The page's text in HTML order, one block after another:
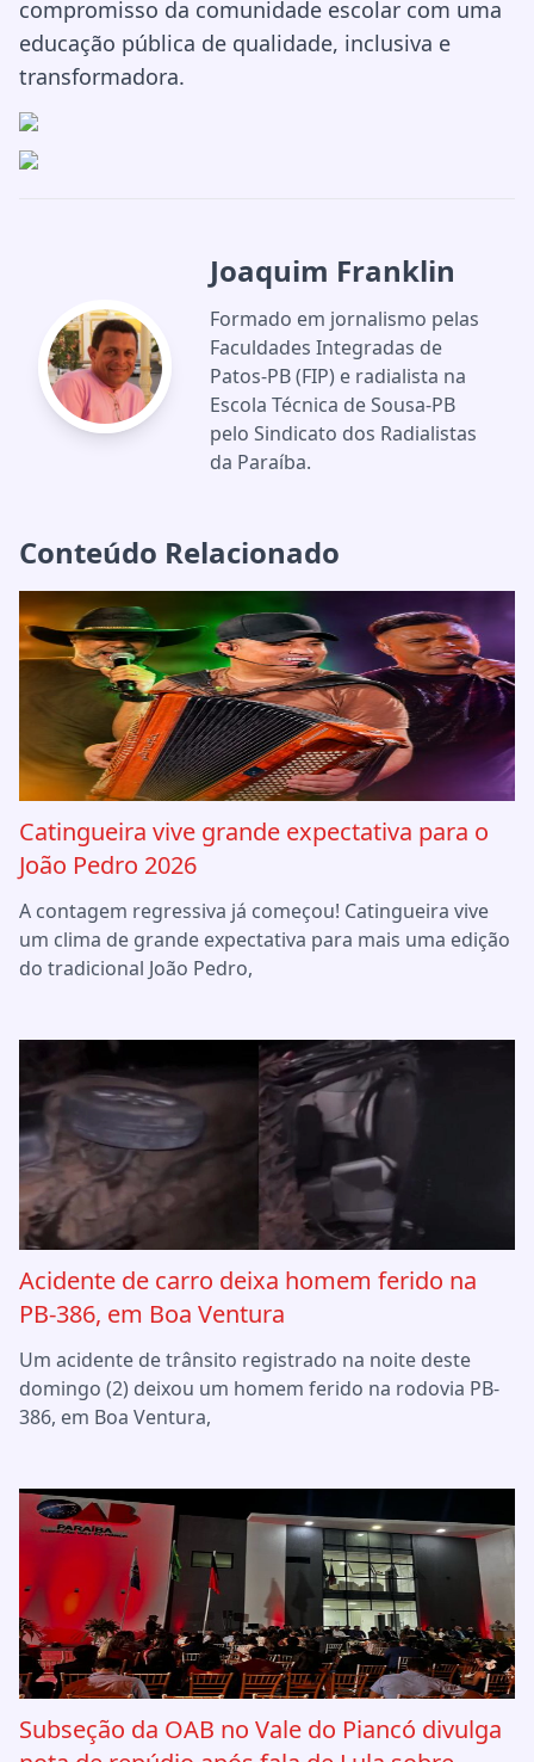
compromisso da comunidade escolar com uma
educação pública de qualidade, inclusiva e
transformadora.
Joaquim Franklin
Formado em jornalismo pelas
Faculdades Integradas de
Patos-PB (FIP) e radialista na
Escola Técnica de Sousa-PB
pelo Sindicato dos Radialistas
da Paraíba.
Conteúdo Relacionado
Catingueira vive grande expectativa para o
João Pedro 2026
A contagem regressiva já começou! Catingueira vive
um clima de grande expectativa para mais uma edição
do tradicional João Pedro,
Acidente de carro deixa homem ferido na
PB-386, em Boa Ventura
Um acidente de trânsito registrado na noite deste
domingo (2) deixou um homem ferido na rodovia PB-
386, em Boa Ventura,
Subseção da OAB no Vale do Piancó divulga